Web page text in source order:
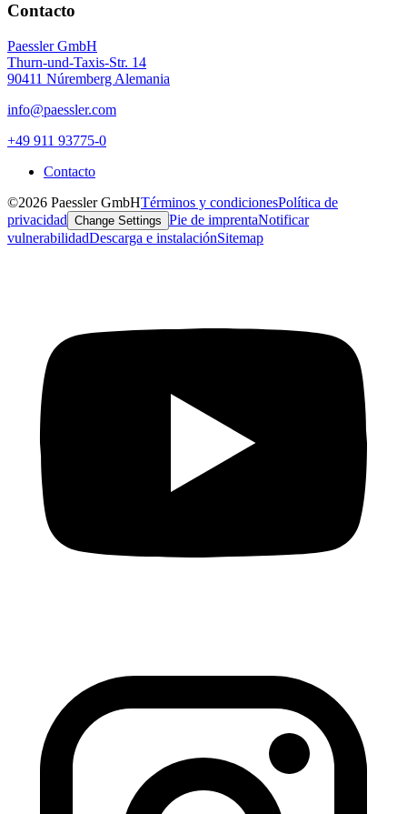
Contacto
Paessler GmbH
Thurn-und-Taxis-Str. 14
90411 Núremberg Alemania
info@paessler.com
+49 911 93775-0
Contacto
©2026 Paessler GmbHTérminos y condicionesPolítica de
privacidad Change Settings Pie de imprentaNotificar
vulnerabilidadDescarga e instalaciónSitemap